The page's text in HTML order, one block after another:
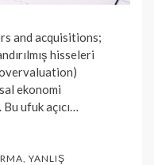
and acquisitions;
hisseleri
ekonomi
ufuk açıcı…
YANLIŞ